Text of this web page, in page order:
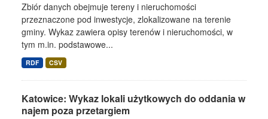
Zbiór danych obejmuje tereny i nieruchomości
przeznaczone pod inwestycje, zlokalizowane na terenie
gminy. Wykaz zawiera opisy terenów i nieruchomości, w
tym m.in. podstawowe...
RDF CSV
Katowice: Wykaz lokali użytkowych do oddania w
najem poza przetargiem